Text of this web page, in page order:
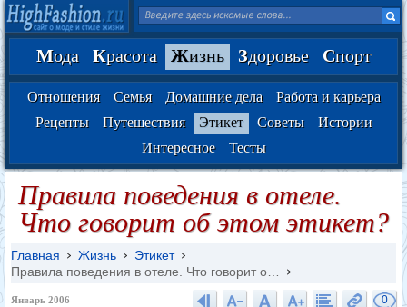
Мода Красота Жизнь Здоровье Спорт
Отношения Семья Домашние дела
Работа и карьера
Рецепты
Путешествия Этикет Советы
Истории
Интересное
Тесты
Правила поведения в отеле.
Что говорит об этом этикет?
Главная Жизнь
Этикет
Правила поведения в отеле. Что говорит о…
Январь 2006 0